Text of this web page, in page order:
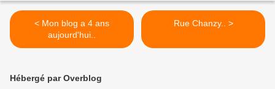
< Mon blog a 4 ans
aujourd'hui..
Rue Chanzy.. >
Hébergé par Overblog